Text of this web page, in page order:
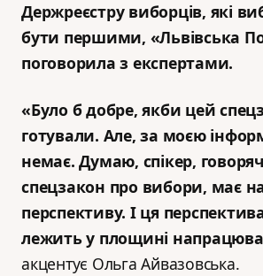
Держреєстру виборців, які
бути першими, «Львівська
поговорила з експертами.
«Було б добре, якби цей
готували. Але, за моєю
немає. Думаю, спікер,
спецзакон про вибори, має
перспективу. І ця
лежить у площині
акцентує Ольга Айвазовська.